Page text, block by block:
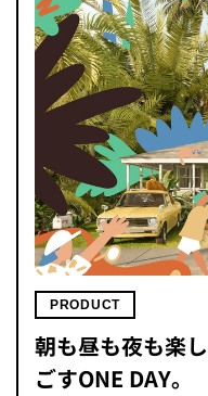
PRODUCT
朝も昼も夜も楽
ごすONE DAY。